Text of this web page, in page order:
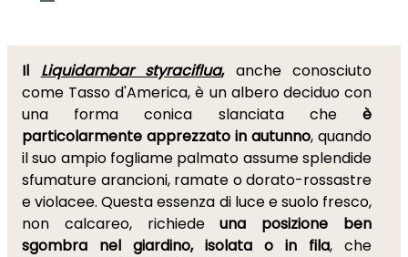
Il Liquidambar styraciflua,anche conosciuto
come Tasso d'America, è un albero deciduo con
una forma conica slanciata che è
particolarmente apprezzato in autunno, quando
il suo ampio fogliame palmato assume splendide
sfumature arancioni, ramate o dorato-rossastre
e violacee. Questa essenza di luce e suolo fresco,
non calcareo, richiedeuna posizione ben
sgombra nel giardino, isolata o in fila, che